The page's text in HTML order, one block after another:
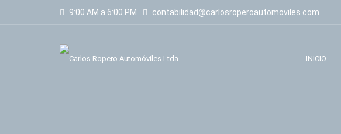
9:00 AM a 6:00 PM contabilidad@carlosroperoautomoviles.com
INICIO